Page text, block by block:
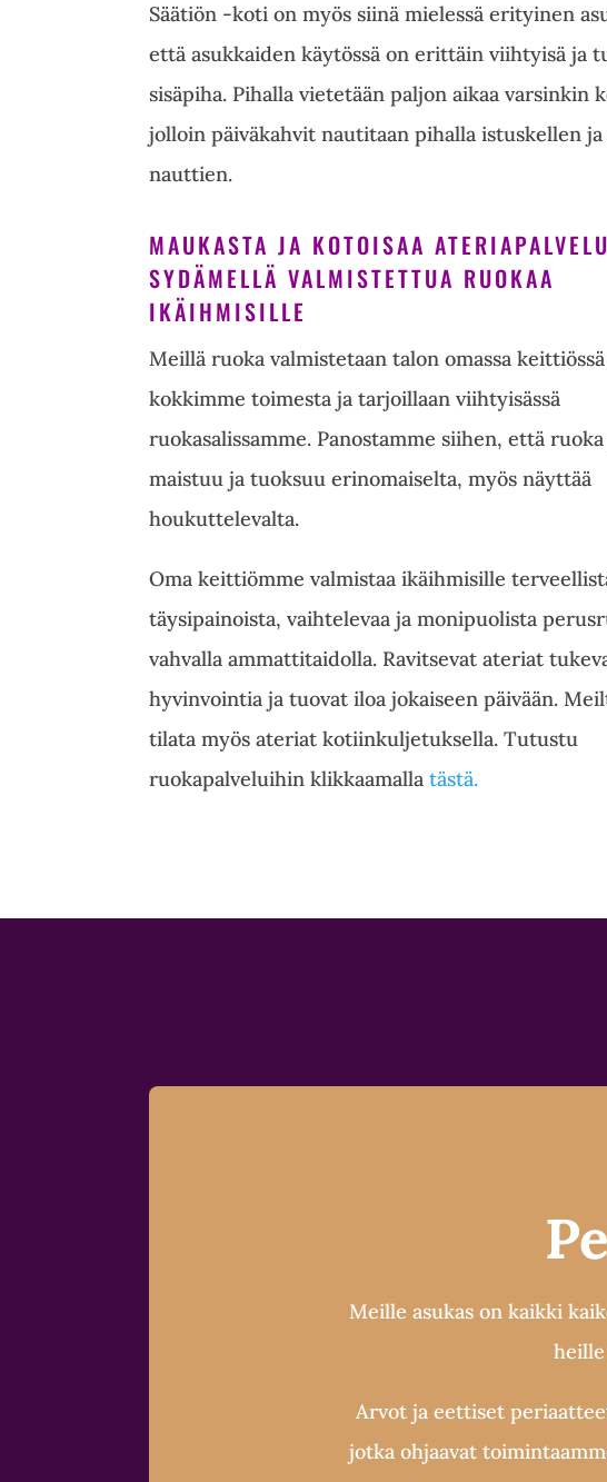
Säätiön -koti on myös siinä mielessä erityinen
että asukkaiden käytössä on erittäin viihtyisä ja
sisäpiha. Pihalla vietetään paljon aikaa varsinkin
jolloin päiväkahvit nautitaan pihalla istuskellen
nauttien.
MAUKASTA JA KOTOISAA
SYDÄMELLÄ VALMISTETTUA RUOKAA
IKÄIHMISILLE
Meillä ruoka valmistetaan talon omassa
kokkimme toimesta ja tarjoillaan viihtyisässä
ruokasalissamme. Panostamme siihen, että
maistuu ja tuoksuu erinomaiselta, myös näyttää
houkuttelevalta.
Oma keittiömme valmistaa ikäihmisille
täysipainoista, vaihtelevaa ja monipuolista
vahvalla ammattitaidolla. Ravitsevat ateriat
hyvinvointia ja tuovat iloa jokaiseen päivään.
tilata myös ateriat kotiinkuljetuksella. Tutustu
ruokapalveluihin klikkaamallatästä.
Meille asukas on kaikki
Arvot ja eettiset
jotka ohjaavat